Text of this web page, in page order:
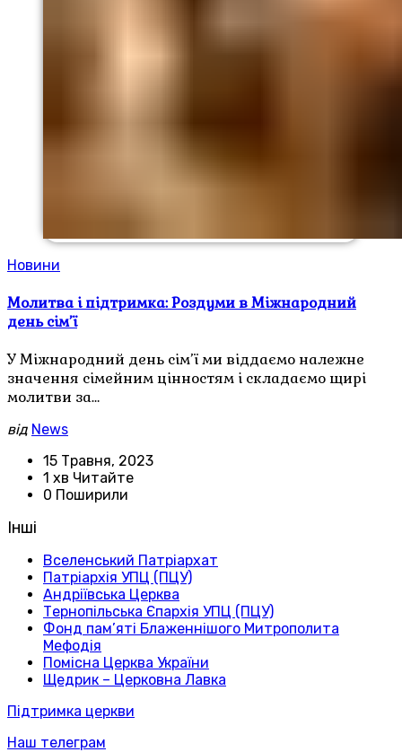
Новини
Молитва і підтримка: Роздуми в Міжнародний
день сім’ї
У Міжнародний день сім’ї ми віддаємо належне
значення сімейним цінностям і складаємо щирі
молитви за…
від News
15 Травня, 2023
1 хв Читайте
0 Поширили
Інші
Вселенський Патріархат
Патріархія УПЦ (ПЦУ)
Андріївська Церква
Тернопільська Єпархія УПЦ (ПЦУ)
Фонд пам’яті Блаженнішого Митрополита
Мефодія
Помісна Церква України
Щедрик – Церковна Лавка
Підтримка церкви
Наш телеграм